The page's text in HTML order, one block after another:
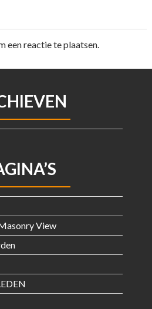
een reactie te plaatsen.
View